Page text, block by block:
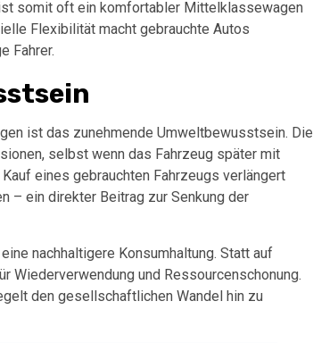
somit oft ein komfortabler Mittelklassewagen
Flexibilität macht gebrauchte Autos
Fahrer.
ist das zunehmende Umweltbewusstsein. Die
selbst wenn das Fahrzeug später mit
eines gebrauchten Fahrzeugs verlängert
– ein direkter Beitrag zur Senkung der
nachhaltigere Konsumhaltung. Statt auf
und Ressourcenschonung.
den gesellschaftlichen Wandel hin zu